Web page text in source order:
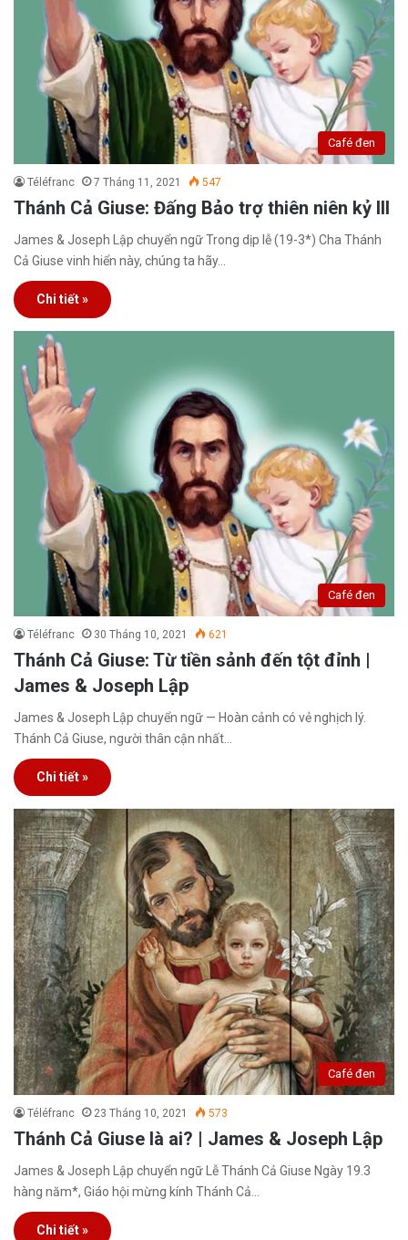
Café đen
Téléfranc 7 Tháng 11, 2021 547
Thánh Cả Giuse: Đấng Bảo trợ thiên niên kỷ III
James & Joseph Lập chuyển ngữ Trong dịp lễ (19-3*) Cha Thánh
Cả Giuse vinh hiển này, chúng ta hãy…
Chi tiết »
Café đen
Téléfranc 30 Tháng 10, 2021 621
Thánh Cả Giuse: Từ tiền sảnh đến tột đỉnh |
James & Joseph Lập
James & Joseph Lập chuyển ngữ — Hoàn cảnh có vẻ nghịch lý.
Thánh Cả Giuse, người thân cận nhất…
Chi tiết »
Café đen
Téléfranc 23 Tháng 10, 2021 573
Thánh Cả Giuse là ai? | James & Joseph Lập
James & Joseph Lập chuyển ngữ Lễ Thánh Cả Giuse Ngày 19.3
hàng năm*, Giáo hội mừng kính Thánh Cả…
Chi tiết »